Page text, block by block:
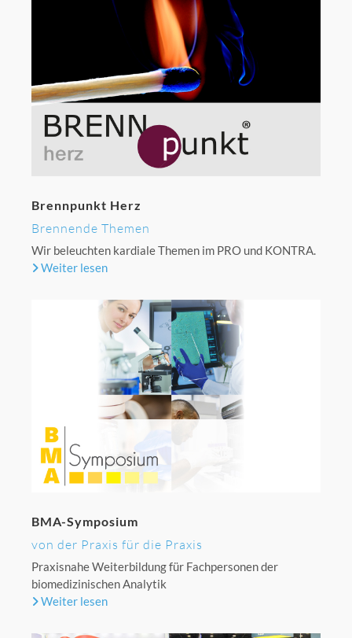
Brennpunkt Herz
Brennende Themen
Wir beleuchten kardiale Themen im PRO und KONTRA.
Weiter lesen
BMA-Symposium
von der Praxis für die Praxis
Praxisnahe Weiterbildung für Fachpersonen der
biomedizinischen Analytik
Weiter lesen